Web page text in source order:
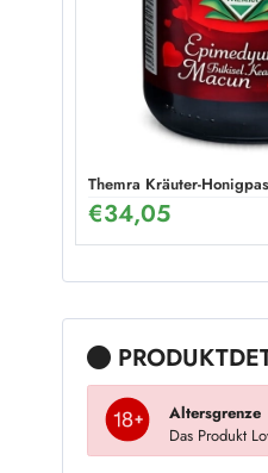
Themra Kräuter-
€34,05
Altersgrenze
Das Produkt